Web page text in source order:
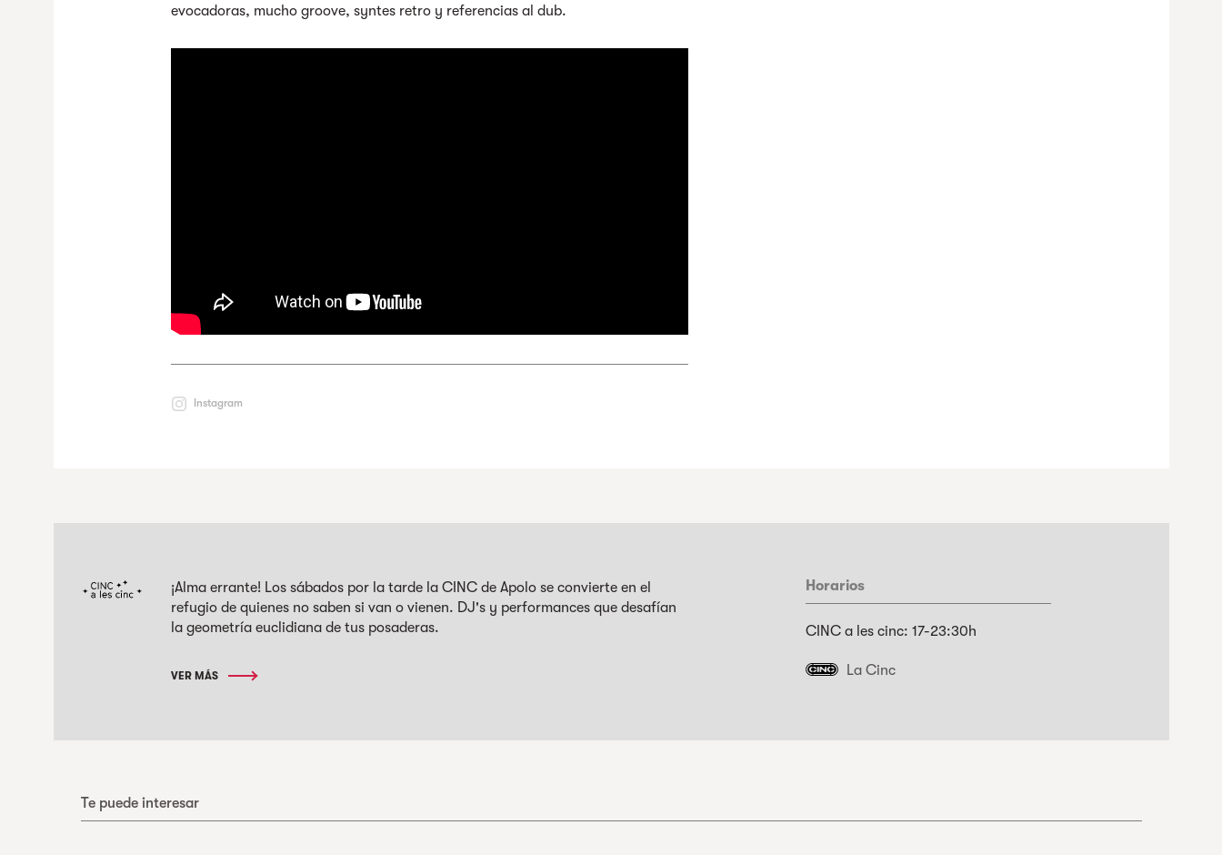
evocadoras, mucho groove, syntes retro y referencias al dub.
Instagram
¡Alma errante! Los sábados por la tarde la CINC de Apolo se convierte en el
refugio de quienes no saben si van o vienen. DJ's y performances que desafían
la geometría euclidiana de tus posaderas.
VER MÁS
Horarios
CINC a les cinc: 17-23:30h
La Cinc
Te puede interesar